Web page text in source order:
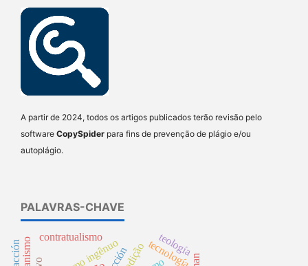
A partir de 2024, todos os artigos publicados terão revisão pelo
software CopySpider para fins de prevenção de plágio e/ou
autoplágio.
PALAVRAS-CHAVE
tecnología
teología
tradição
contratualismo
acción